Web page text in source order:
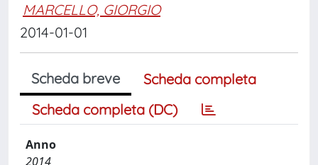
MARCELLO, GIORGIO
2014-01-01
Scheda breve
Scheda completa
Scheda completa (DC)
Anno
2014